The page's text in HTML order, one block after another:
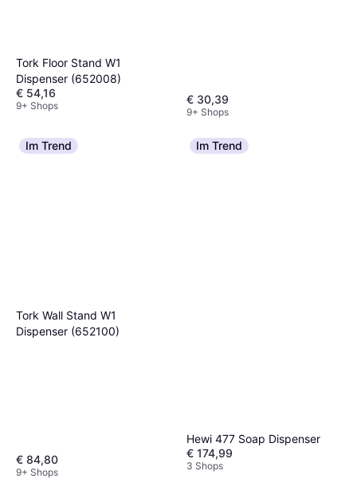
Tork Floor Stand W1
Dispenser (652008)
€ 54,16
9+ Shops € 30,39
9+ Shops
Im Trend
Tork Wall Stand W1
Dispenser (652100)
€ 84,80
9+ Shops
Im Trend
Hewi 477 Soap Dispenser
€ 174,99
3 Shops